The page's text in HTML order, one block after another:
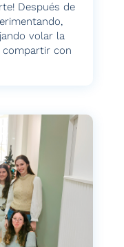
Después de
volar la
compartir con